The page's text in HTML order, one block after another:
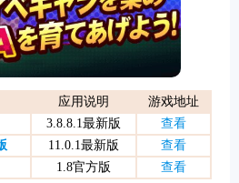
应用说明
游戏地址
3.8.8.1最新版
查看
11.0.1最新版
查看
1.8官方版 查看